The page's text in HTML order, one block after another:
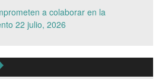
a colaborar en la
22 julio, 2026